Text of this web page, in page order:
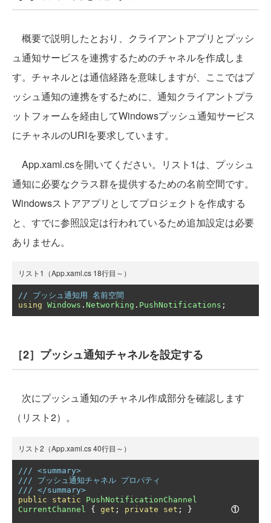
概要で説明したとおり、クライアントアプリとプッシ
ュ通知サービスを連携するためのチャネルを作成しま
す。チャネルとは通信経路を意味しますが、ここではプ
ッシュ通知の連携をするために、通知クライアントプラ
ットフォームを経由してWindowsプッシュ通知サービス
にチャネルのURIを要求しています。
App.xaml.csを開いてください。リスト1は、プッシュ
通知に必要なクラス群を提供するための名前空間です。
Windowsストアアプリとしてプロジェクトを作成する
と、すでに参照設定は行われているため追加設定は必要
ありません。
リスト1（App.xaml.cs 18行目～）
// プッシュ通知用 名前空間
using Windows . Networking . PushNotifications ;
［2］プッシュ通知チャネルを設定する
次にプッシュ通知のチャネル作成部分を確認します
（リスト2）。
リスト2（App.xaml.cs 40行目～）
/// <summary>
/// プッシュ通知チャネル プロパティ
/// </summary>
public
static
PushNotificationChannel
CurrentChannel
{ get ; private set ; } ①